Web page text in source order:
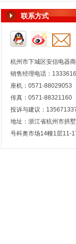
联系方式
杭州市下城区安信电器
销售经理电话：
座机：0571-88029053
传真：0571-88321160
投诉与建议：
地址：浙江省杭州市拱
号科奥市场14幢1层11-